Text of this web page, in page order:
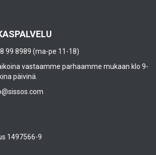
99 8989 (ma-pe 11-18)
vastaamme parhaamme mukaan klo 9-
päivinä.
1497566-9